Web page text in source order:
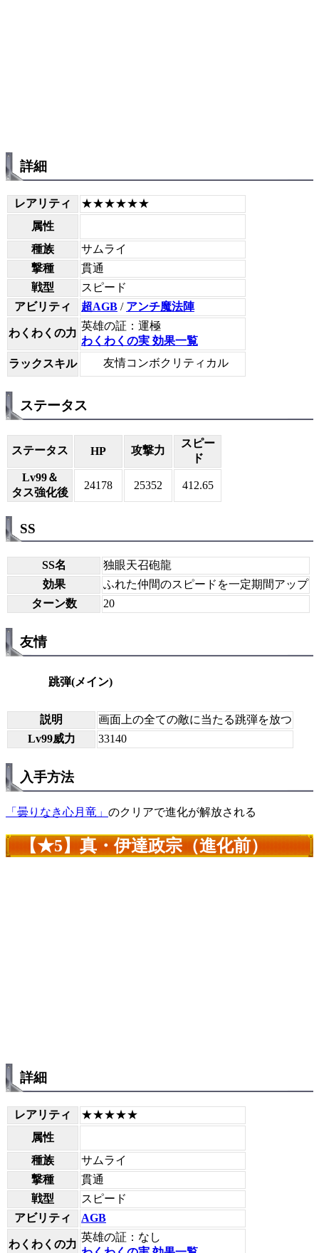
詳細
レアリティ
★★★★★★
属性
種族
サムライ
撃種
貫通
戦型
スピード
アビリティ
超AGB / アンチ魔法陣
わくわくの力
英雄の証：運極
わくわくの実 効果一覧
ラックスキル
友情コンボクリティカル
ステータス
ステータス HP 攻撃力
スピー
ド
Lv99＆
タス強化後
24178 25352 412.65
SS
SS名
独眼天召砲龍
効果
ふれた仲間のスピードを一定期間アップ
ターン数
20
友情
跳弾(メイン)
説明
画面上の全ての敵に当たる跳弾を放つ
Lv99威力
33140
入手方法
「曇りなき心月竜」 のクリアで進化が解放される
【★5】真・伊達政宗（進化前）
詳細
レアリティ
★★★★★
属性
種族
サムライ
撃種
貫通
戦型
スピード
アビリティ
AGB
わくわくの力
英雄の証：なし